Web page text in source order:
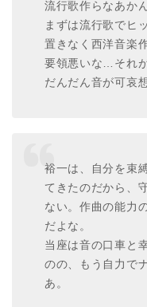
流行歌作らなあか
まずは流行歌でヒ
置きなく西洋音楽
要領悪いな…それ
だんだん音が可哀
裕一は、自分を束
てきたのだから、
ない。作曲の能力
だよな。
当座は音の口車と
のの、もう自力で
あ。